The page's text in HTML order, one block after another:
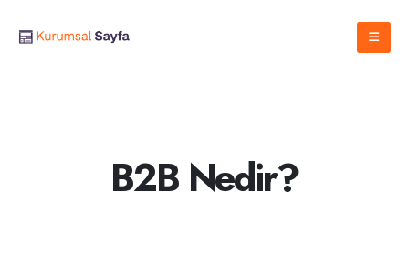
B2B Nedir?